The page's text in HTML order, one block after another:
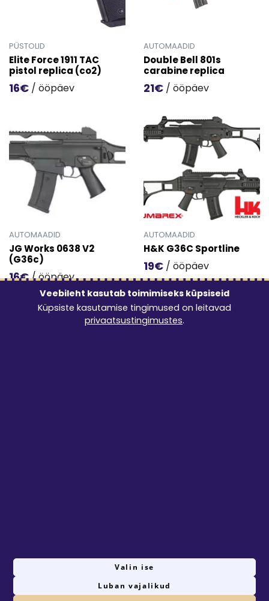
PÜSTOLID
Elite Force 1911 TAC
pistol replica (co2)
16€ / ööpäev
AUTOMAADID
Double Bell 801s
carabine replica
21€ / ööpäev
AUTOMAADID
JG Works 0638 V2
(G36c)
16€/ ööpäev
Mine toote 'JG Works 0638 V2 (G36c)' detailinfo lehele.
AUTOMAADID
H&K G36C Sportline
19€ / ööpäev
Mine toote 'H&K G36C
© 2026 Rentster Online OÜ
Privaatsustingimused
Veebileht kasutab toimimiseks küpsiseid
Küpsiste kasutamise tingimused on leitavad
privaatsustingimustes.
Valin ise
Luban vajalikud